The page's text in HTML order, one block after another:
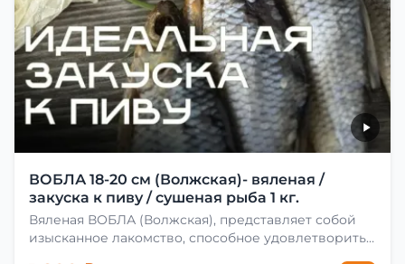
ВОБЛА 18-20 см (Волжская)- вяленая /
закуска к пиву / сушеная рыба 1 кг.
Вяленая ВОБЛА (Волжская), представляет собой
изысканное лакомство, способное удовлетворить